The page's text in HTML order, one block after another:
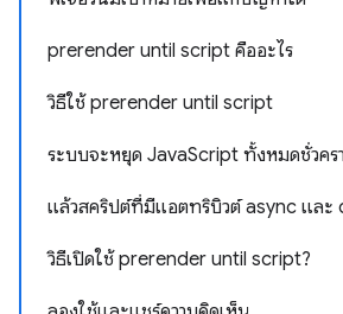
prerender until script คืออะไร
วิธีใช้ prerender until script
ระบบจะหยุด JavaScript ทั้งหมดชั่วคร
แล้วสคริปต์ที่มีแอตทริบิวต์ async และ
วิธีเปิดใช้ prerender until script?